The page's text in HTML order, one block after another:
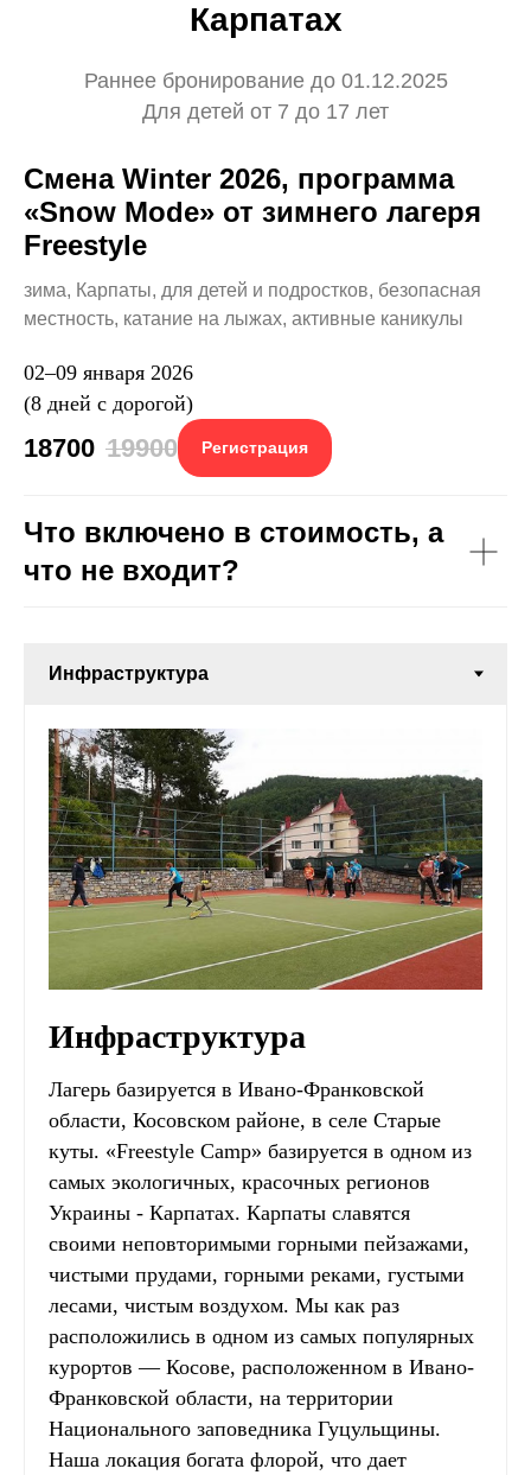
Карпатах
Раннее бронирование до 01.12.2025
Для детей от 7 до 17 лет
Смена Winter 2026, программа
«Snow Mode» от зимнего лагеря
Freestyle
зима, Карпаты, для детей и подростков, безопасная
местность, катание на лыжах, активные каникулы
02–09 января 2026
(8 дней с дорогой)
18700 19900 Регистрация
Что включено в стоимость, а
что не входит?
Инфраструктура
Лагерь базируется в Ивано-Франковской
области, Косовском районе, в селе Старые
куты. «Freestyle Camp» базируется в одном из
самых экологичных, красочных регионов
Украины - Карпатах. Карпаты славятся
своими неповторимыми горными пейзажами,
чистыми прудами, горными реками, густыми
лесами, чистым воздухом. Мы как раз
расположились в одном из самых популярных
курортов — Косове, расположенном в Ивано-
Франковской области, на территории
Национального заповедника Гуцульщины.
Наша локация богата флорой, что дает